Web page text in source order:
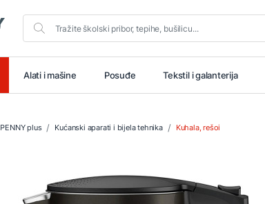
Alati i mašine Posuđe Tekstil i galanterija
PENNY plus Kućanski aparati i bijela tehnika Kuhala, rešoi